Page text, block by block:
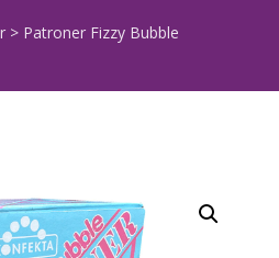
> Patroner Fizzy Bubble